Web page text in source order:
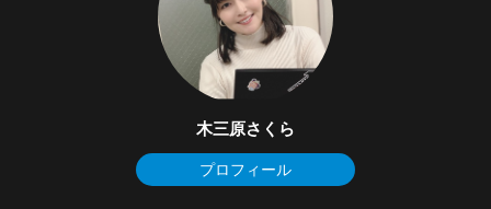
木三原さくら
プロフィール